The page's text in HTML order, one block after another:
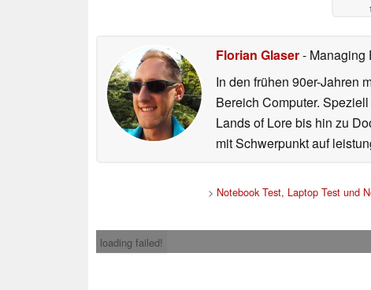
Florian Glaser- Managing
In den frühen 90er-Jahren
Bereich Computer.
Lands of Lore bis hin zu
mit Schwerpunkt auf
> Notebook Test, Laptop Test und
loading failed!